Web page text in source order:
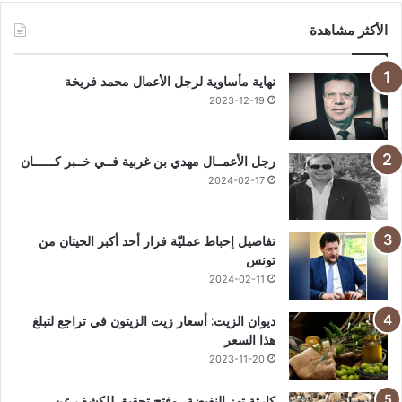
الأكثر مشاهدة
نهاية مأساوية لرجل الأعمال محمد فريخة
2023-12-19
رجل الأعمــال مهدي بن غربية فــي خــبر كــــــان
2024-02-17
تفاصيل إحباط عمليّة فرار أحد أكبر الحيتان من
تونس
2024-02-11
ديوان الزيت: أسعار زيت الزيتون في تراجع لتبلغ
هذا السعر
2023-11-20